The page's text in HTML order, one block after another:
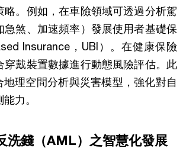
略。例如，在車險領域可透過分析駕
急煞、加速頻率）發展使用者基礎保
Insurance，UBI）。在健康保險
穿戴裝置數據進行動態風險評估。此
地理空間分析與災害模型，強化對自
力。
洗錢（AML）之智慧化發展